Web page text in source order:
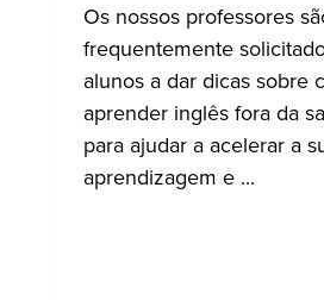
Os nossos professores
frequentemente
alunos a dar dicas sobre
aprender inglês fora da
para ajudar a acelerar a
aprendizagem e ...